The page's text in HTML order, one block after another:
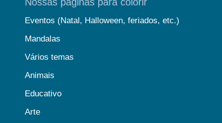
Eventos (Natal, Halloween, feriados, etc.)
Mandalas
Vários temas
Animais
Educativo
Arte